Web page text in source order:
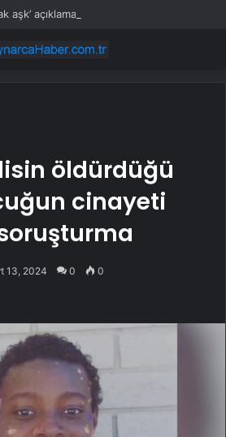
öldürdüğü
cinayeti
13, 2024 0 0